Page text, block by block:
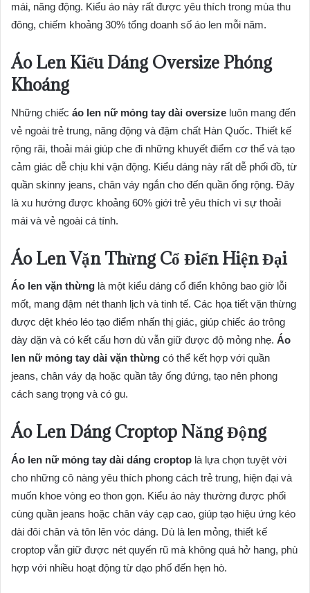
mái, năng động. Kiểu áo này rất được yêu thích trong mùa thu
đông, chiếm khoảng 30% tổng doanh số áo len mỗi năm.
Áo Len Kiểu Dáng Oversize Phóng
Khoáng
Những chiếc áo len nữ mỏng tay dài oversize luôn mang đến
vẻ ngoài trẻ trung, năng động và đậm chất Hàn Quốc. Thiết kế
rộng rãi, thoải mái giúp che đi những khuyết điểm cơ thể và tạo
cảm giác dễ chịu khi vận động. Kiểu dáng này rất dễ phối đồ, từ
quần skinny jeans, chân váy ngắn cho đến quần ống rộng. Đây
là xu hướng được khoảng 60% giới trẻ yêu thích vì sự thoải
mái và vẻ ngoài cá tính.
Áo Len Vặn Thừng Cổ Điển Hiện Đại
Áo len vặn thừng là một kiểu dáng cổ điển không bao giờ lỗi
mốt, mang đậm nét thanh lịch và tinh tế. Các họa tiết vặn thừng
được dệt khéo léo tạo điểm nhấn thị giác, giúp chiếc áo trông
dày dặn và có kết cấu hơn dù vẫn giữ được độ mỏng nhẹ. Áo
len nữ mỏng tay dài vặn thừng có thể kết hợp với quần
jeans, chân váy dạ hoặc quần tây ống đứng, tạo nên phong
cách sang trọng và có gu.
Áo Len Dáng Croptop Năng Động
Áo len nữ mỏng tay dài dáng croptop là lựa chọn tuyệt vời
cho những cô nàng yêu thích phong cách trẻ trung, hiện đại và
muốn khoe vòng eo thon gọn. Kiểu áo này thường được phối
cùng quần jeans hoặc chân váy cạp cao, giúp tạo hiệu ứng kéo
dài đôi chân và tôn lên vóc dáng. Dù là len mỏng, thiết kế
croptop vẫn giữ được nét quyến rũ mà không quá hở hang, phù
hợp với nhiều hoạt động từ dạo phố đến hẹn hò.